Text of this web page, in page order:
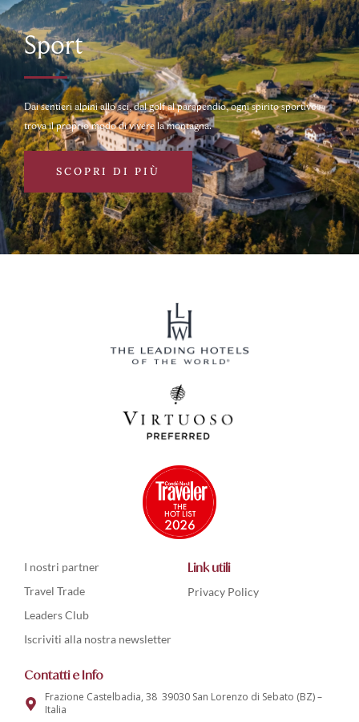
Sport
Dai sentieri alpini allo sci, dal golf al parapendio, ogni spirito sportivo
trova il proprio modo di vivere la montagna.
SCOPRI DI PIÙ
I nostri partner
Travel Trade
Leaders Club
Iscriviti alla nostra newsletter
Link utili
Privacy Policy
Contatti e Info
Frazione Castelbadia, 38 39030 San Lorenzo di Sebato (BZ) –
Italia